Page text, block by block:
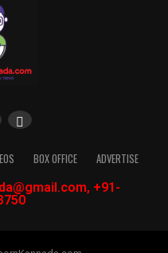
BOX OFFICE
ADVERTISE
+91-